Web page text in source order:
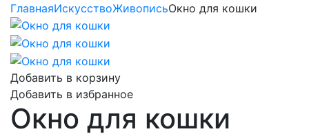
ГлавнаяИскусствоЖивописьОкно для кошки
Добавить в корзину
Добавить в избранное
Окно для кошки